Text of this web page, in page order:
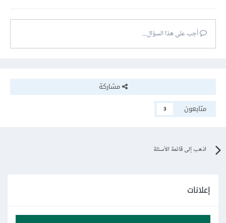
أجب على هذا السؤال...
مشاركة
متابعون
3
اذهب إلى قائمة الأسئلة
إعلانات